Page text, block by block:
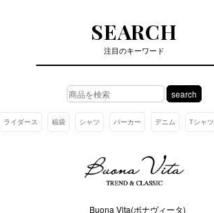
SEARCH
注目のキーワード
search
ライダース 福袋 シャツ パーカー デニム Tシャツ
Buona Vita(ボナヴィータ)